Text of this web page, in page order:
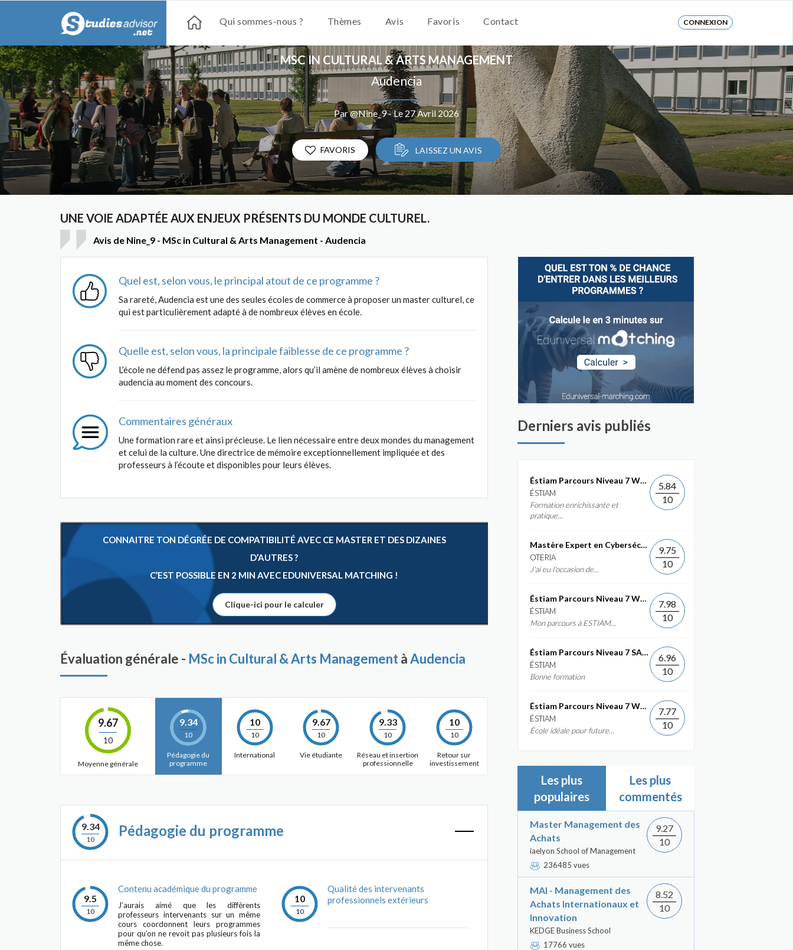
Qui sommes-nous ? Thèmes Avis Favoris Contact CONNEXION
MSC IN CULTURAL & ARTS MANAGEMENT
Audencia
Par @Nine_9 - Le 27 Avril 2026
FAVORIS LAISSEZ UN AVIS
UNE VOIE ADAPTÉE AUX ENJEUX PRÉSENTS DU MONDE CULTUREL.
Avis de Nine_9 - MSc in Cultural & Arts Management - Audencia
Quel est, selon vous, le principal atout de ce programme ?
Sa rareté, Audencia est une des seules écoles de commerce à proposer un master culturel, ce
qui est particulièrement adapté à de nombreux élèves en école.
Quelle est, selon vous, la principale faiblesse de ce programme ?
L’école ne défend pas assez le programme, alors qu’il amène de nombreux élèves à choisir
audencia au moment des concours.
Commentaires généraux
Une formation rare et ainsi précieuse. Le lien nécessaire entre deux mondes du management
et celui de la culture. Une directrice de mémoire exceptionnellement impliquée et des
professeurs à l’écoute et disponibles pour leurs élèves.
CONNAITRE TON DÉGRÉE DE COMPATIBILITÉ AVEC CE MASTER ET DES DIZAINES
D’AUTRES ?
C’EST POSSIBLE EN 2 MIN AVEC EDUNIVERSAL MATCHING !
Clique-ici pour le calculer
Évaluation générale - MSc in Cultural & Arts ManagementàAudencia
9.67
10
Moyenne générale
9.34
10
Pédagogie du
programme
10
10
International
9.67
10
Vie étudiante
9.33
10
Réseau et insertion
professionnelle
10
10
Retour sur
investissement
9.34
10
Pédagogie du programme
9.5
10
Contenu académique du programme
J’aurais aimé que les différents
professeurs intervenants sur un même
cours coordonnent leurs programmes
pour qu’on ne revoit pas plusieurs fois la
même chose.
10
10
Qualité des intervenants
professionnels extérieurs
Derniers avis publiés
Éstiam Parcours Niveau 7 Web &...
ÉSTIAM
Formation enrichissante et
pratique...
5.84
10
Mastère Expert en Cybersécurité
OTERIA
J'ai eu l'occasion de...
9.75
10
Éstiam Parcours Niveau 7 Web &...
ÉSTIAM
Mon parcours à ESTIAM...
7.98
10
Éstiam Parcours Niveau 7 SAP ERP...
ÉSTIAM
Bonne formation
6.96
10
Éstiam Parcours Niveau 7 Web &...
ÉSTIAM
École idéale pour future...
7.77
10
Les plus
populaires
Les plus
commentés
Master Management des
Achats
iaelyon School of Management
236485 vues
9.27
10
MAI - Management des
Achats Internationaux et
Innovation
KEDGE Business School
17766 vues
8.52
10